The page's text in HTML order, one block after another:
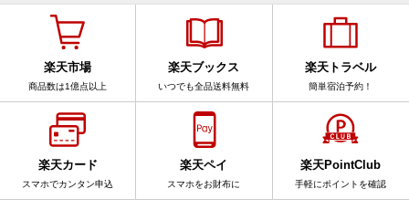
楽天市場
商品数は1億点以上
楽天ブックス
いつでも全品送料無料
楽天トラベル
簡単宿泊予約！
楽天カード
スマホでカンタン申込
楽天ペイ
スマホをお財布に
楽天PointClub
手軽にポイントを確認